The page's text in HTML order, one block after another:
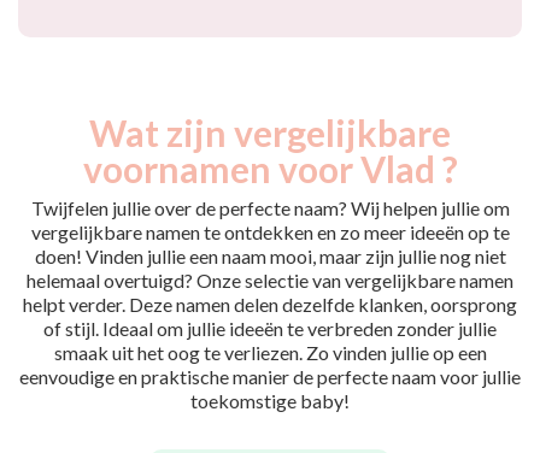
Wat zijn vergelijkbare
voornamen voor Vlad ?
Twijfelen jullie over de perfecte naam? Wij helpen jullie om
vergelijkbare namen te ontdekken en zo meer ideeën op te
doen! Vinden jullie een naam mooi, maar zijn jullie nog niet
helemaal overtuigd? Onze selectie van vergelijkbare namen
helpt verder. Deze namen delen dezelfde klanken, oorsprong
of stijl. Ideaal om jullie ideeën te verbreden zonder jullie
smaak uit het oog te verliezen. Zo vinden jullie op een
eenvoudige en praktische manier de perfecte naam voor jullie
toekomstige baby!